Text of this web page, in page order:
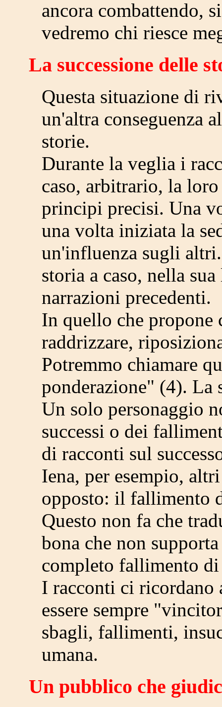
ancora combattendo,
vedremo chi riesce
La successione delle
Questa situazione di
un'altra conseguenza
storie.
Durante la veglia i
caso, arbitrario, la loro
principi precisi. Una
una volta iniziata la
un'influenza sugli
storia a caso, nella
narrazioni precedenti.
In quello che propone
raddrizzare,
Potremmo chiamare
ponderazione" (4). La
Un solo personaggio
successi o dei
di racconti sul
Iena, per esempio,
opposto: il fallimento
Questo non fa che
bona che non
completo fallimento
I racconti ci ricordano
essere sempre
sbagli, fallimenti,
umana.
Un pubblico che